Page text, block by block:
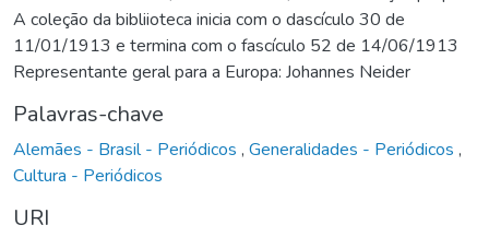
A coleção da bibliioteca inicia com o dascículo 30 de
11/01/1913 e termina com o fascículo 52 de 14/06/1913
Representante geral para a Europa: Johannes Neider
Palavras-chave
Alemães - Brasil - Periódicos , Generalidades - Periódicos ,
Cultura - Periódicos
URI